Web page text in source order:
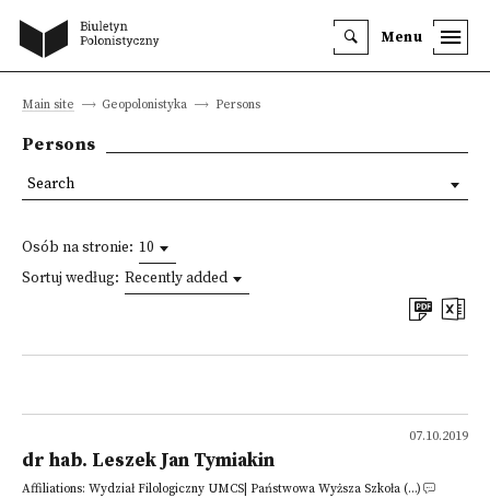
Menu
Main site Geopolonistyka Persons
Persons
Osób na stronie: 10
Sortuj według: Recently added
07.10.2019
dr hab. Leszek Jan Tymiakin
Affiliations: Wydział Filologiczny UMCS| Państwowa Wyższa Szkoła (...)
Search